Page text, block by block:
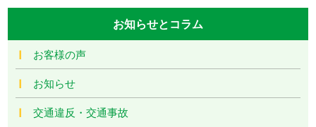
お知らせとコラム
お客様の声
お知らせ
交通違反・交通事故